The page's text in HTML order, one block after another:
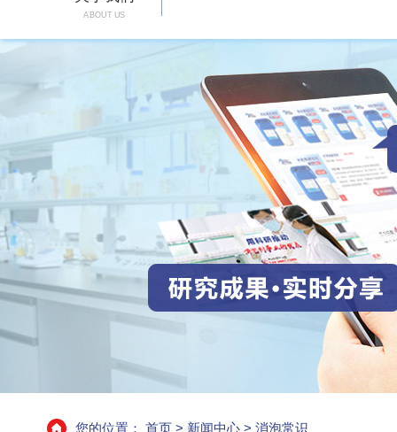
ABOUT US
您的位置： 首页> 新闻中心> 消泡常识